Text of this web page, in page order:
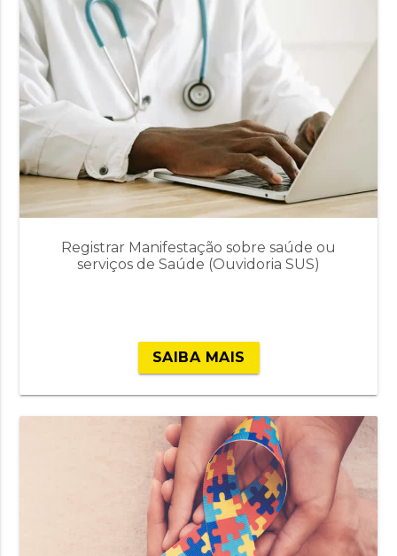
Registrar Manifestação sobre saúde ou
serviços de Saúde (Ouvidoria SUS)
SAIBA MAIS